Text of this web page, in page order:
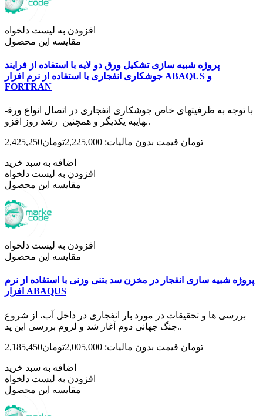
افزودن به لیست دلخواه
مقایسه این محصول
پروژه شبیه سازی تشکیل ورق دو لایه با استفاده از فرایند
جوشکاری انفجاری با استفاده از نرم افزار ABAQUS و
FORTRAN
با توجه به ظرفیت­های خاص جوشکاری انفجاری در اتصال انواع ورق­
هایبه یکدیگر و همچنین رشد روز افزو..
2,425,250تومان قیمت بدون مالیات: 2,225,000تومان
اضافه به سبد خرید
افزودن به لیست دلخواه
مقایسه این محصول
افزودن به لیست دلخواه
مقایسه این محصول
پروژه شبیه سازی انفجار در مخزن سد بتنی وزنی با استفاده از نرم
افزار ABAQUS
بررسی ها و تحقیقات در مورد بار انفجاری در داخل آب، از شروع
جنگ جهانی دوم آغاز شد و لزوم بررسی این پد..
2,185,450تومان قیمت بدون مالیات: 2,005,000تومان
اضافه به سبد خرید
افزودن به لیست دلخواه
مقایسه این محصول